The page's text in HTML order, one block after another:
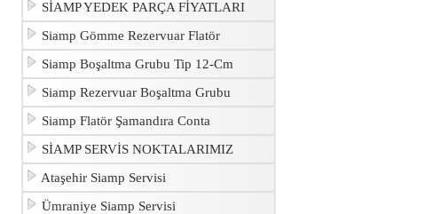
SİAMP YEDEK PARÇA FİYATLARI
Siamp Gömme Rezervuar Flatör
Siamp Boşaltma Grubu Tip 12-Cm
Siamp Rezervuar Boşaltma Grubu
Siamp Flatör Şamandıra Conta
SİAMP SERVİS NOKTALARIMIZ
Ataşehir Siamp Servisi
Ümraniye Siamp Servisi